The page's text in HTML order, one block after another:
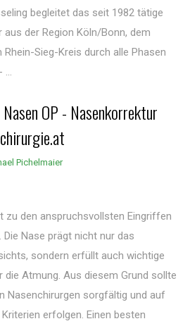
begleitet das seit 1982 tätige
aus der Region Köln/Bonn, dem
Sieg-Kreis durch alle Phasen
...
OP - Nasenkorrektur
Pichelmaier
zu den anspruchsvollsten Eingriffen
Nase prägt nicht nur das
sondern erfüllt auch wichtige
Atmung. Aus diesem Grund sollte
Nasenchirurgen sorgfältig und auf
erfolgen. Einen besten